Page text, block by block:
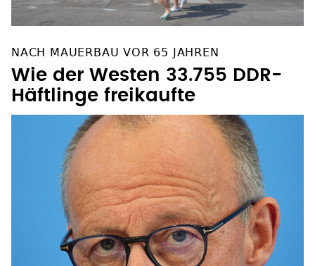
NACH MAUERBAU VOR 65 JAHREN
Wie der Westen 33.755 DDR-
Häftlinge freikaufte